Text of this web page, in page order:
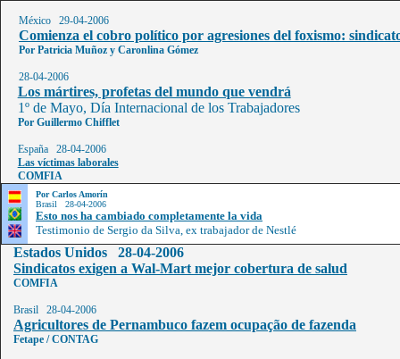
México 29-04-2006
Comienza el cobro político por agresiones del foxismo:
Por Patricia Muñoz y Caronlina Gómez
28-04-2006
Los mártires, profetas del mundo que vendrá
1º de Mayo, Día Internacional de los Trabajadores
Por Guillermo Chifflet
España 28-04-2006
Las víctimas laborales
COMFIA
Por Carlos Amorín
Brasil 28-04-2006
Esto nos ha cambiado completamente la vida
Testimonio de Sergio da Silva, ex trabajador de Nestlé
Estados Unidos 28-04-2006
Sindicatos exigen a Wal-Mart mejor cobertura de salud
COMFIA
Brasil 28-04-2006
Agricultores de Pernambuco fazem ocupação de fazenda
Fetape / CONTAG